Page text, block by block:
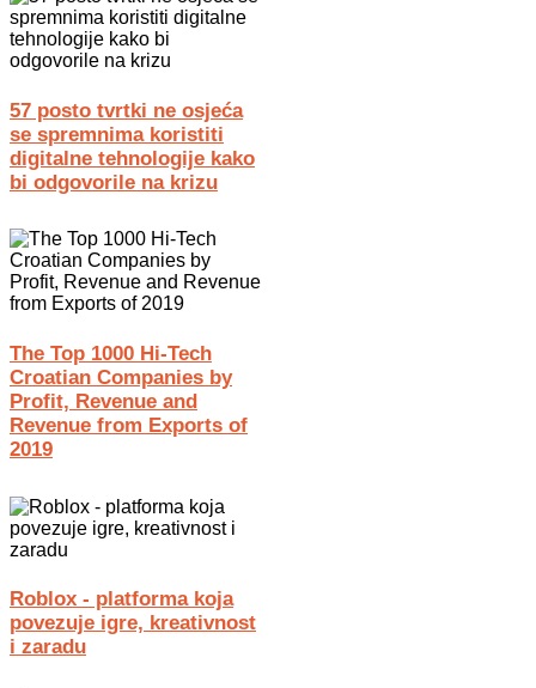
57 posto tvrtki ne osjeća
se spremnima koristiti
digitalne tehnologije kako
bi odgovorile na krizu
The Top 1000 Hi-Tech
Croatian Companies by
Profit, Revenue and
Revenue from Exports of
2019
Roblox - platforma koja
povezuje igre, kreativnost
i zaradu